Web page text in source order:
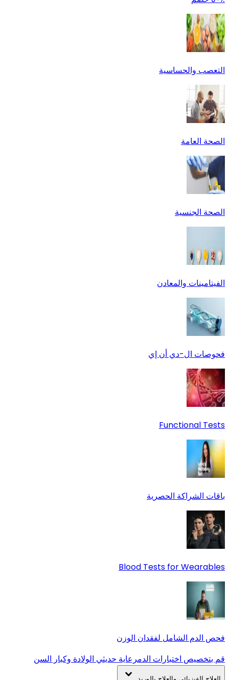
التعصب والحساسية
الصحة العامة
الصحة الجنسية
الفيتامينات والمعادن
فحوصات ال-دي أن إي
Functional Tests
باقات الشراكة الحصرية
Blood Tests for Wearables
فحص الدم الشامل لفقدان الوزن
قم بتخصيص اختبارات الدمرعاية حديثي الولادة وكبار السن